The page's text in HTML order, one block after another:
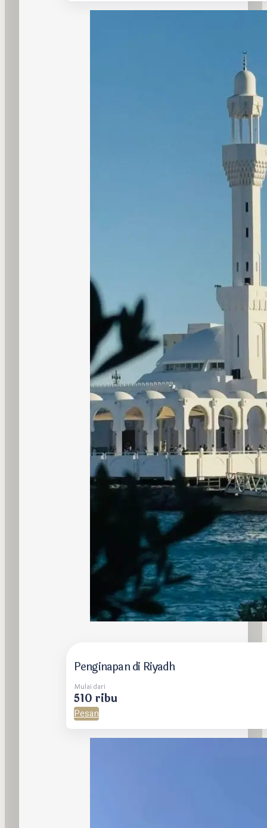
Penginapan di Riyadh
Mulai dari
510 ribu
Pesan